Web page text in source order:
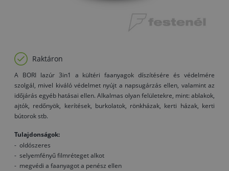
Raktáron
A BORI lazúr 3in1 a kültéri faanyagok díszítésére és védelmére
szolgál, mivel kiváló védelmet nyújt a napsugárzás ellen, valamint az
időjárás egyéb hatásai ellen. Alkalmas olyan felületekre, mint: ablakok,
ajtók, redőnyök, kerítések, burkolatok, rönkházak, kerti házak, kerti
bútorok stb.
Tulajdonságok:
- oldószeres
- selyemfényű filmréteget alkot
- megvédi a faanyagot a penész ellen